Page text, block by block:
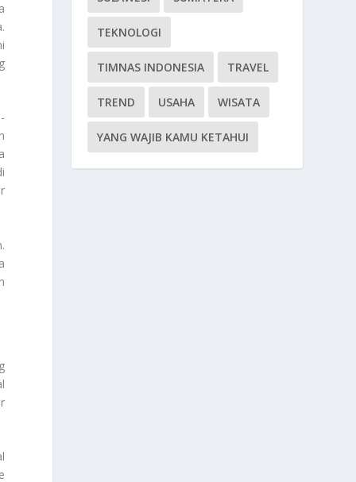
TEKNOLOGI
TIMNAS INDONESIA TRAVEL
TREND USAHA WISATA
YANG WAJIB KAMU KETAHUI